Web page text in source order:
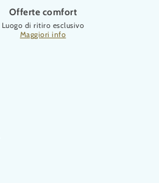
Offerte comfort
Luogo di ritiro esclusivo
Maggiori info